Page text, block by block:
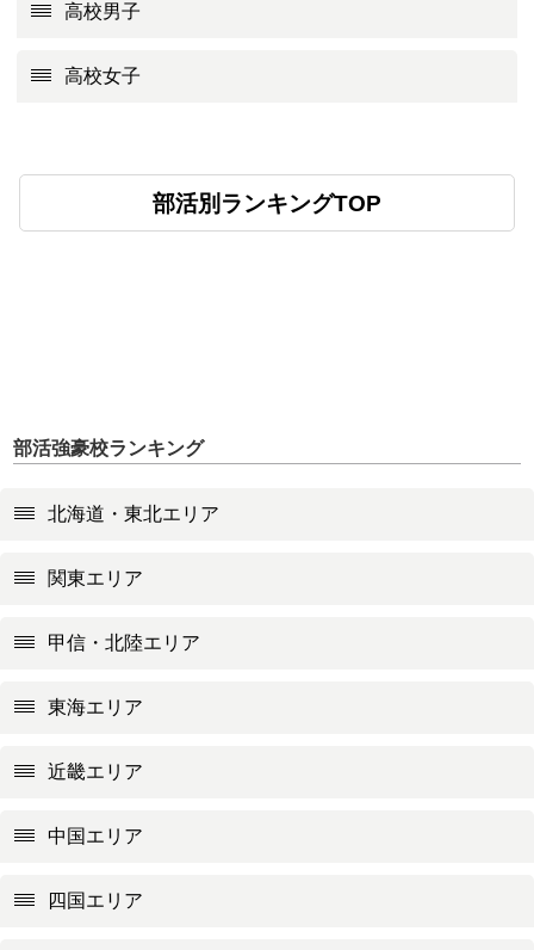
高校男子
高校女子
部活別ランキングTOP
部活強豪校ランキング
北海道・東北エリア
関東エリア
甲信・北陸エリア
東海エリア
近畿エリア
中国エリア
四国エリア